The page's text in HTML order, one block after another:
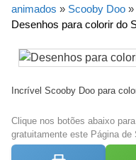
animados » Scooby Doo »
Desenhos para colorir do
Incrível Scooby Doo para
Clique nos botões abaixo
gratuitamente este Página de